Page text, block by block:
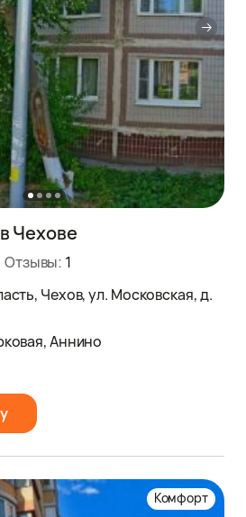
Чехове
Отзывы: 1
Чехов, ул. Московская, д.
Аннино
Комфорт